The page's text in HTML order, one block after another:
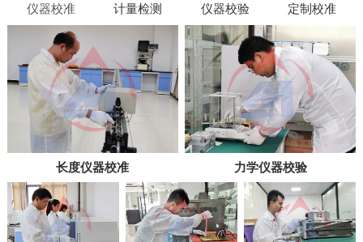
仪器校准 计量检测 仪器校验 定制校准
长度仪器校准 力学仪器校验